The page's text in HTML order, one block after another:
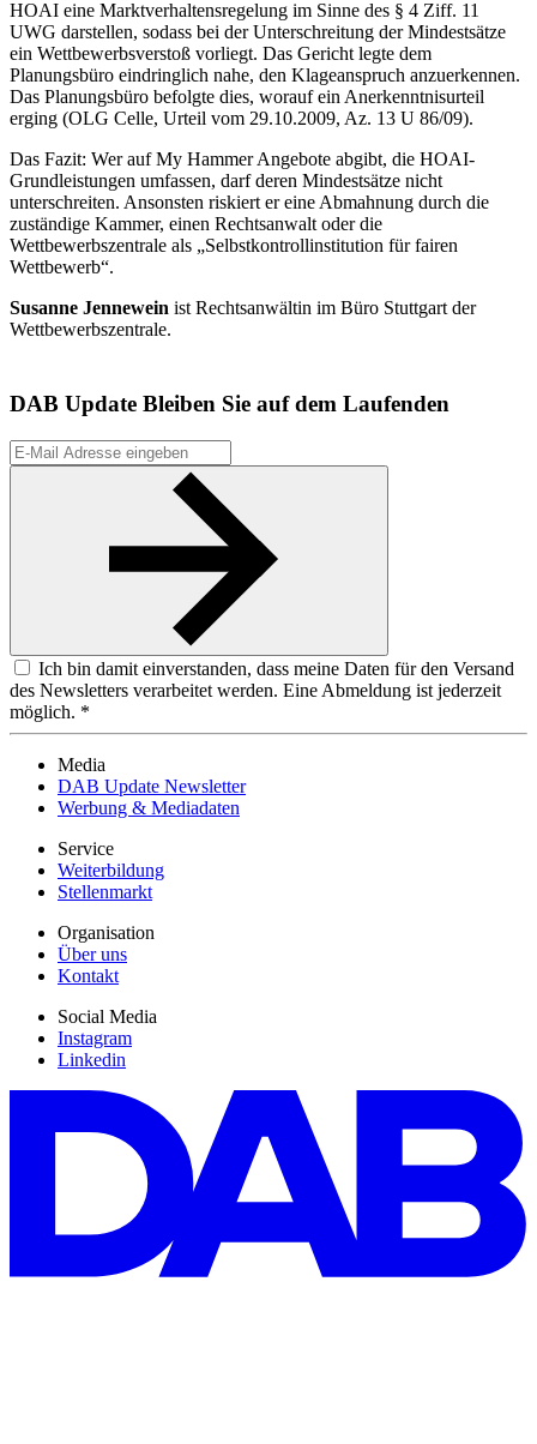
HOAI eine Marktverhaltensregelung im Sinne des § 4 Ziff. 11
UWG darstellen, sodass bei der Unterschreitung der Mindestsätze
ein Wettbewerbsverstoß vorliegt. Das Gericht legte dem
Planungsbüro eindringlich nahe, den Klageanspruch anzuerkennen.
Das Planungsbüro befolgte dies, worauf ein Anerkenntnisurteil
erging (OLG Celle, Urteil vom 29.10.2009, Az. 13 U 86/09).
Das Fazit: Wer auf My Hammer Angebote abgibt, die HOAI-
Grundleistungen umfassen, darf deren Mindestsätze nicht
unterschreiten. Ansonsten riskiert er eine Abmahnung durch die
zuständige Kammer, einen Rechtsanwalt oder die
Wettbewerbszentrale als „Selbstkontrollinstitution für fairen
Wettbewerb“.
Susanne Jennewein ist Rechtsanwältin im Büro Stuttgart der
Wettbewerbszentrale.
DAB Update Bleiben Sie auf dem Laufenden
Ich bin damit einverstanden, dass meine Daten für den Versand
des Newsletters verarbeitet werden. Eine Abmeldung ist jederzeit
möglich. *
Media
DAB Update Newsletter
Werbung & Mediadaten
Service
Weiterbildung
Stellenmarkt
Organisation
Über uns
Kontakt
Social Media
Instagram
Linkedin